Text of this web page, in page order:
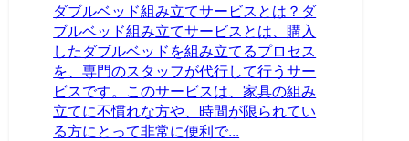
ダブルベッド組み立てサービスとは？ダ
ブルベッド組み立てサービスとは、購入
したダブルベッドを組み立てるプロセス
を、専門のスタッフが代行して行うサー
ビスです。このサービスは、家具の組み
立てに不慣れな方や、時間が限られてい
る方にとって非常に便利で...